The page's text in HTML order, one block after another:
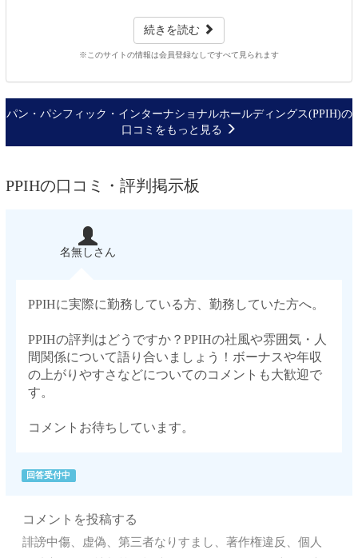
続きを読む
※このサイトの情報は会員登録なしですべて見られます
パン・パシフィック・インターナショナルホールディングス(PPIH)の
口コミをもっと見る
PPIHの口コミ・評判掲示板
名無しさん
PPIHに実際に勤務している方、勤務していた方へ。
PPIHの評判はどうですか？PPIHの社風や雰囲気・人
間関係について語り合いましょう！ボーナスや年収
の上がりやすさなどについてのコメントも大歓迎で
す。
コメントお待ちしています。
回答受付中
コメントを投稿する
誹謗中傷、虚偽、第三者なりすまし、著作権違反、個人